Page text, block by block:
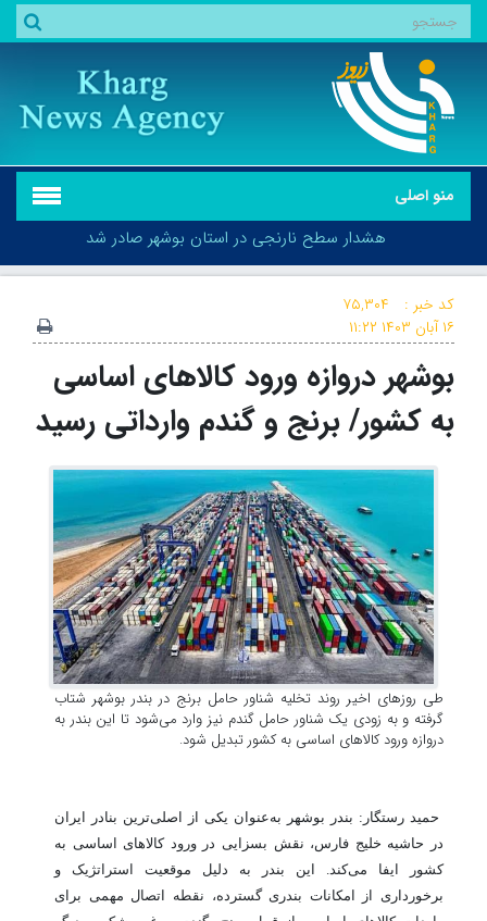
منو اصلی
هشدار سطح نارنجی در استان بوشهر صادر شد
هشدار سطح نارنجی در استان بوشهر صادر شد
کد خبر :
۷۵,۳۰۴
۱۶ آبان ۱۴۰۳
۱۱:۲۲
بوشهر دروازه ورود کالاهای اساسی
به کشور/ برنج و گندم وارداتی رسید
طی روزهای اخیر روند تخلیه شناور حامل برنج در بندر بوشهر شتاب
گرفته و به زودی یک شناور حامل گندم نیز وارد می‌شود تا این بندر به
دروازه ورود کالاهای اساسی به کشور تبدیل شود.
حمید رستگار: بندر بوشهر به‌عنوان یکی از اصلی‌ترین بنادر ایران
در حاشیه خلیج فارس، نقش بسزایی در ورود کالاهای اساسی به
کشور ایفا می‌کند. این بندر به دلیل موقعیت استراتژیک و
برخورداری از امکانات بندری گسترده، نقطه اتصال مهمی برای